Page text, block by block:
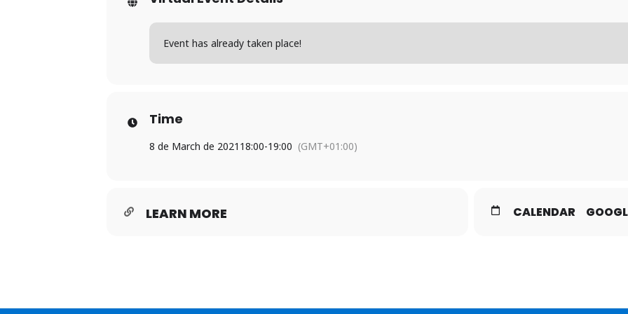
Event has already taken place!
Time
8 de March de 2021 18:00-19:00 (GMT+01:00)
LEARN MORE CALENDAR